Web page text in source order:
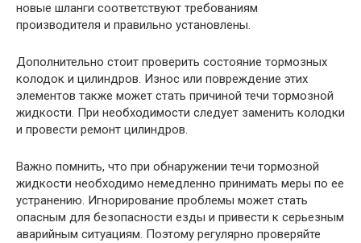
новые шланги соответствуют требованиям
производителя и правильно установлены.
Дополнительно стоит проверить состояние тормозных
колодок и цилиндров. Износ или повреждение этих
элементов также может стать причиной течи тормозной
жидкости. При необходимости следует заменить колодки
и провести ремонт цилиндров.
Важно помнить, что при обнаружении течи тормозной
жидкости необходимо немедленно принимать меры по ее
устранению. Игнорирование проблемы может стать
опасным для безопасности езды и привести к серьезным
аварийным ситуациям. Поэтому регулярно проверяйте